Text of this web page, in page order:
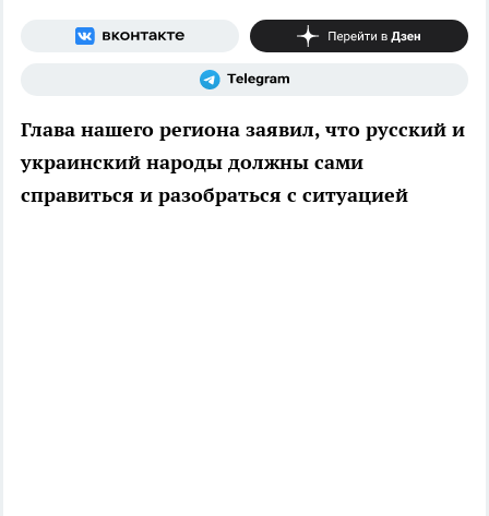
Глава нашего региона заявил, что русский и
украинский народы должны сами
справиться и разобраться с ситуацией